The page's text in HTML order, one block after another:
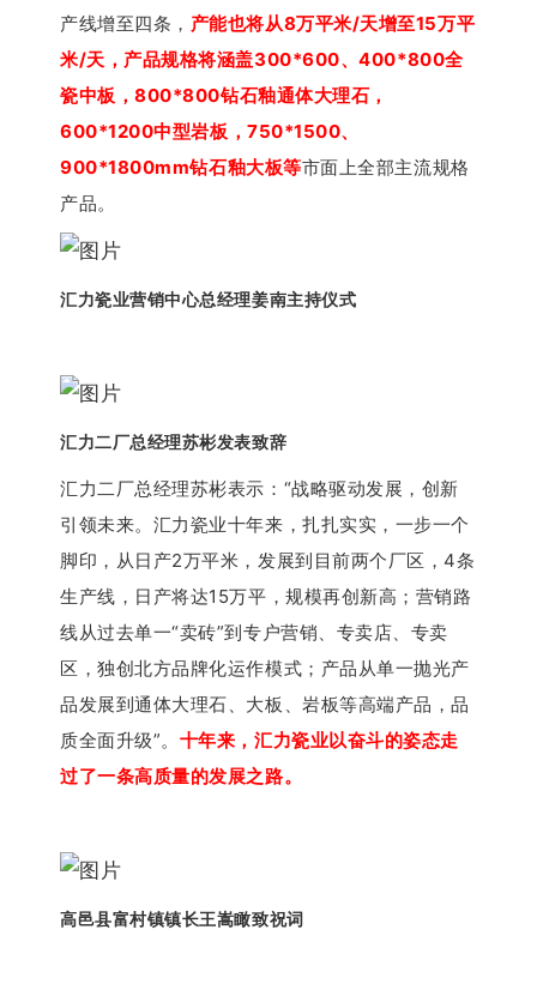
产线增至四条， 产能也将从8万平米/天增至15万平
米/天，产品规格将涵盖300*600、400*800全
瓷中板，800*800钻石釉通体大理石，
600*1200中型岩板，750*1500、
900*1800mm钻石釉大板等市面上全部主流规格
产品。
汇力瓷业营销中心总经理姜南主持仪式
汇力二厂总经理苏彬发表致辞
汇力二厂总经理苏彬表示：“战略驱动发展，创新
引领未来。 汇力瓷业十年来，扎扎实实，一步一个
脚印，从日产2万平米，发展到目前两个厂区，4条
生产线，日产将达15万平，规模再创新高； 营销路
线从过去单一“卖砖”到专户营销、专卖店、专卖
区，独创北方品牌化运作模式； 产品从单一抛光产
品发展到通体大理石、大板、岩板等高端产品，品
质全面升级”。 十年来，汇力瓷业以奋斗的姿态走
过了一条高质量的发展之路。
高邑县富村镇镇长王嵩瞰致祝词